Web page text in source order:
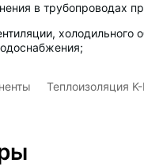
в трубопроводах
холодильного
Теплоизоляция K-